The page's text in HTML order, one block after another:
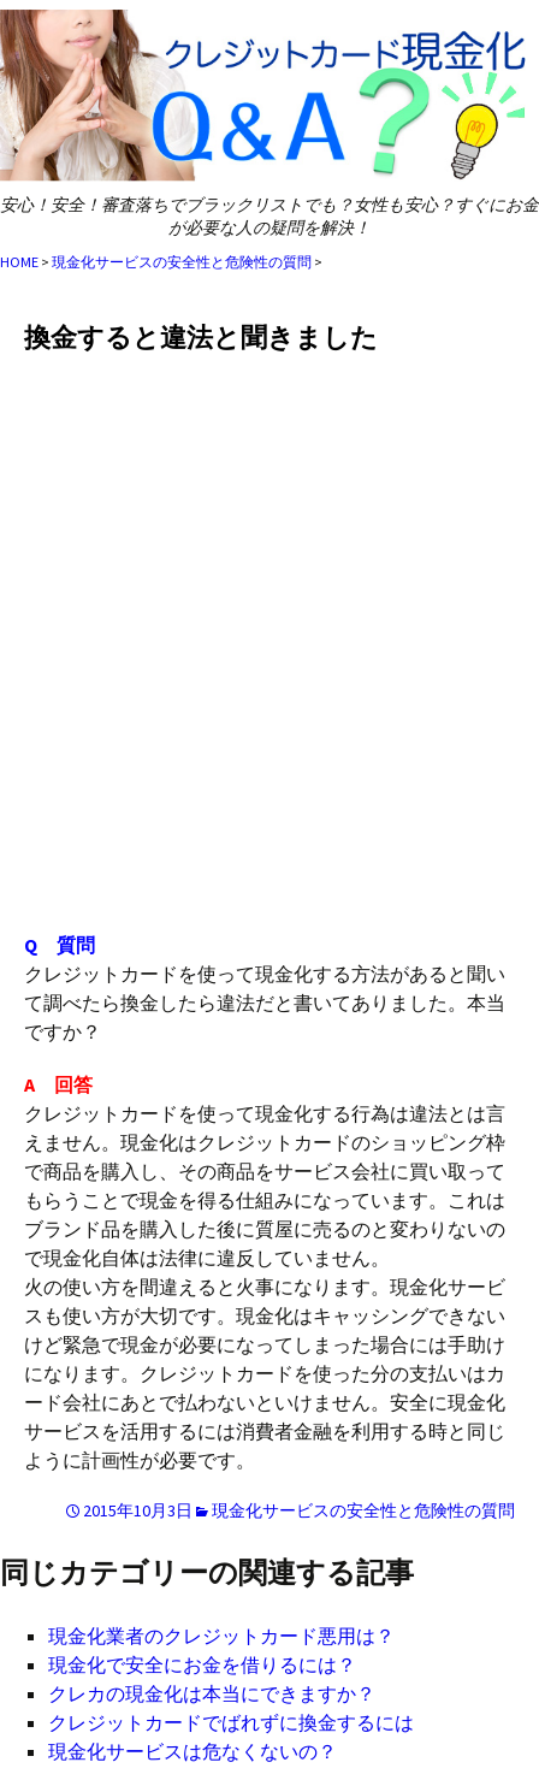
安心！安全！審査落ちでブラックリストでも？女性も安心？すぐにお金
が必要な人の疑問を解決！
HOME > 現金化サービスの安全性と危険性の質問 >
換金すると違法と聞きました
Q 質問
クレジットカードを使って現金化する方法があると聞い
て調べたら換金したら違法だと書いてありました。本当
ですか？
A 回答
クレジットカードを使って現金化する行為は違法とは言
えません。現金化はクレジットカードのショッピング枠
で商品を購入し、その商品をサービス会社に買い取って
もらうことで現金を得る仕組みになっています。これは
ブランド品を購入した後に質屋に売るのと変わりないの
で現金化自体は法律に違反していません。
火の使い方を間違えると火事になります。現金化サービ
スも使い方が大切です。現金化はキャッシングできない
けど緊急で現金が必要になってしまった場合には手助け
になります。クレジットカードを使った分の支払いはカ
ード会社にあとで払わないといけません。安全に現金化
サービスを活用するには消費者金融を利用する時と同じ
ように計画性が必要です。
2015年10月3日 現金化サービスの安全性と危険性の質問
同じカテゴリーの関連する記事
現金化業者のクレジットカード悪用は？
現金化で安全にお金を借りるには？
クレカの現金化は本当にできますか？
クレジットカードでばれずに換金するには
現金化サービスは危なくないの？